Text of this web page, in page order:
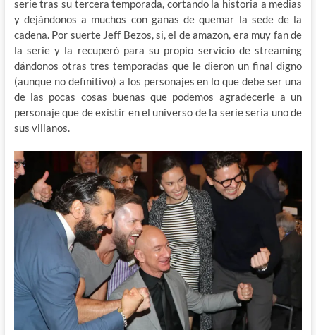
serie tras su tercera temporada, cortando la historia a medias
y dejándonos a muchos con ganas de quemar la sede de la
cadena. Por suerte Jeff Bezos, si, el de amazon, era muy fan de
la serie y la recuperó para su propio servicio de streaming
dándonos otras tres temporadas que le dieron un final digno
(aunque no definitivo) a los personajes en lo que debe ser una
de las pocas cosas buenas que podemos agradecerle a un
personaje que de existir en el universo de la serie seria uno de
sus villanos.